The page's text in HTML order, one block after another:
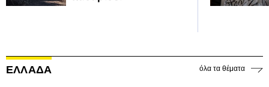
ΕΛΛΑΔΑ όλα τα θέματα